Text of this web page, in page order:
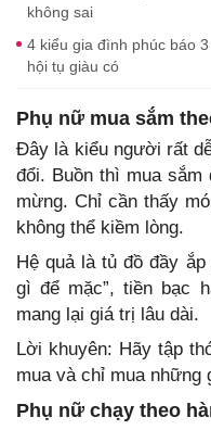
không sai
4 kiểu gia đình phúc báo
hội tụ giàu có
Phụ nữ mua sắm
Đây là kiểu người rất
đổi. Buồn thì mua sắm
mừng. Chỉ cần thấy
không thể kiềm lòng.
Hệ quả là tủ đồ đầy
gì để mặc”, tiền bạc
mang lại giá trị lâu dài.
Lời khuyên: Hãy tập
mua và chỉ mua
Phụ nữ chạy theo